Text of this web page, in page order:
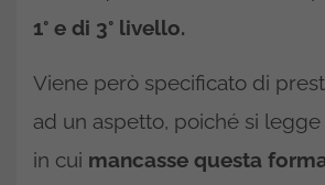
1° e di 3° livello.
Viene però specificato di
ad un aspetto, poiché si
in cui mancasse questa